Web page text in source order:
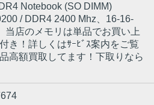
Notebook (SO DIMM)
/ DDR4 2400 Mhz、16-16-
当店のメモリは単品でお買い上
き！詳しくはｻｰﾋﾞｽ案内をご覧
買取してます！下取りなら